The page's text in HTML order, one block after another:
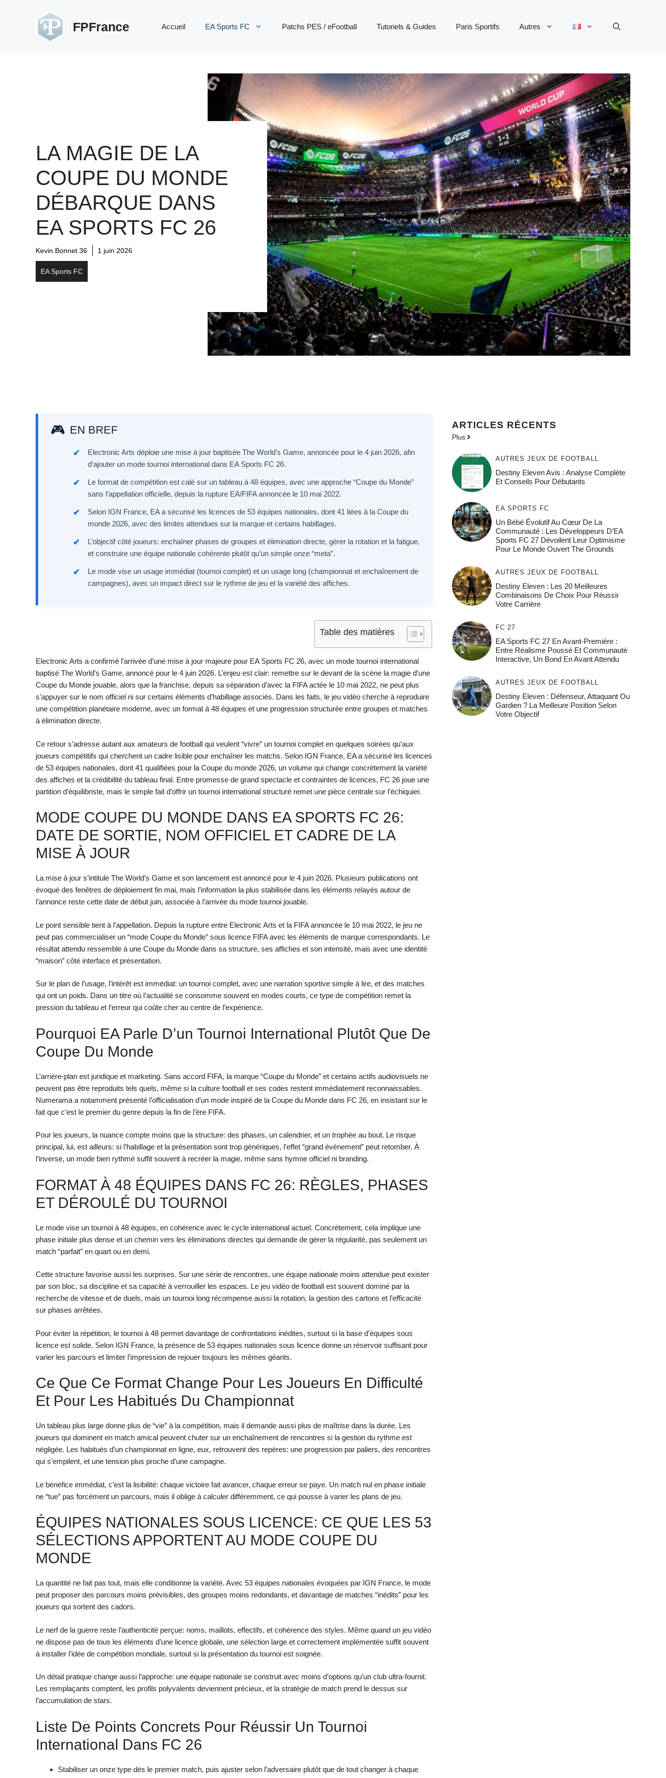
FPFrance Accueil EA Sports FC Patchs PES / eFootball Tutoriels & Guides Paris Sportifs Autres
LA MAGIE DE LA
COUPE DU MONDE
DÉBARQUE DANS
EA SPORTS FC 26
Kevin.Bonnet.36 1 juin 2026
EA Sports FC
EN BREF
Electronic Arts déploie une mise à jour baptisée The World’s Game, annoncée pour le 4 juin 2026, afin
d’ajouter un mode tournoi international dans EA Sports FC 26.
Le format de compétition est calé sur un tableau à 48 équipes, avec une approche “Coupe du Monde”
sans l’appellation officielle, depuis la rupture EA/FIFA annoncée le 10 mai 2022.
Selon IGN France, EA a sécurisé les licences de 53 équipes nationales, dont 41 liées à la Coupe du
monde 2026, avec des limites attendues sur la marque et certains habillages.
L’objectif côté joueurs: enchaîner phases de groupes et élimination directe, gérer la rotation et la fatigue,
et construire une équipe nationale cohérente plutôt qu’un simple onze “meta”.
Le mode vise un usage immédiat (tournoi complet) et un usage long (championnat et enchaînement de
campagnes), avec un impact direct sur le rythme de jeu et la variété des affiches.
Table des matières
Electronic Arts a confirmé l’arrivée d’une mise à jour majeure pour EA Sports FC 26, avec un mode tournoi international
baptisé The World’s Game, annoncé pour le 4 juin 2026. L’enjeu est clair: remettre sur le devant de la scène la magie d’une
Coupe du Monde jouable, alors que la franchise, depuis sa séparation d’avec la FIFA actée le 10 mai 2022, ne peut plus
s’appuyer sur le nom officiel ni sur certains éléments d’habillage associés. Dans les faits, le jeu vidéo cherche à reproduire
une compétition planétaire moderne, avec un format à 48 équipes et une progression structurée entre groupes et matches
à élimination directe.
Ce retour s’adresse autant aux amateurs de football qui veulent “vivre” un tournoi complet en quelques soirées qu’aux
joueurs compétitifs qui cherchent un cadre lisible pour enchaîner les matchs. Selon IGN France, EA a sécurisé les licences
de 53 équipes nationales, dont 41 qualifiées pour la Coupe du monde 2026, un volume qui change concrètement la variété
des affiches et la crédibilité du tableau final. Entre promesse de grand spectacle et contraintes de licences, FC 26 joue une
partition d’équilibriste, mais le simple fait d’offrir un tournoi international structuré remet une pièce centrale sur l’échiquier.
MODE COUPE DU MONDE DANS EA SPORTS FC 26:
DATE DE SORTIE, NOM OFFICIEL ET CADRE DE LA
MISE À JOUR
La mise à jour s’intitule The World’s Game et son lancement est annoncé pour le 4 juin 2026. Plusieurs publications ont
évoqué des fenêtres de déploiement fin mai, mais l’information la plus stabilisée dans les éléments relayés autour de
l’annonce reste cette date de début juin, associée à l’arrivée du mode tournoi jouable.
Le point sensible tient à l’appellation. Depuis la rupture entre Electronic Arts et la FIFA annoncée le 10 mai 2022, le jeu ne
peut pas commercialiser un “mode Coupe du Monde” sous licence FIFA avec les éléments de marque correspondants. Le
résultat attendu ressemble à une Coupe du Monde dans sa structure, ses affiches et son intensité, mais avec une identité
“maison” côté interface et présentation.
Sur le plan de l’usage, l’intérêt est immédiat: un tournoi complet, avec une narration sportive simple à lire, et des matches
qui ont un poids. Dans un titre où l’actualité se consomme souvent en modes courts, ce type de compétition remet la
pression du tableau et l’erreur qui coûte cher au centre de l’expérience.
Pourquoi EA Parle D’un Tournoi International Plutôt Que De
Coupe Du Monde
L’arrière-plan est juridique et marketing. Sans accord FIFA, la marque “Coupe du Monde” et certains actifs audiovisuels ne
peuvent pas être reproduits tels quels, même si la culture football et ses codes restent immédiatement reconnaissables.
Numerama a notamment présenté l’officialisation d’un mode inspiré de la Coupe du Monde dans FC 26, en insistant sur le
fait que c’est le premier du genre depuis la fin de l’ère FIFA.
Pour les joueurs, la nuance compte moins que la structure: des phases, un calendrier, et un trophée au bout. Le risque
principal, lui, est ailleurs: si l’habillage et la présentation sont trop génériques, l’effet “grand événement” peut retomber. À
l’inverse, un mode bien rythmé suffit souvent à recréer la magie, même sans hymne officiel ni branding.
FORMAT À 48 ÉQUIPES DANS FC 26: RÈGLES, PHASES
ET DÉROULÉ DU TOURNOI
Le mode vise un tournoi à 48 équipes, en cohérence avec le cycle international actuel. Concrètement, cela implique une
phase initiale plus dense et un chemin vers les éliminations directes qui demande de gérer la régularité, pas seulement un
match “parfait” en quart ou en demi.
Cette structure favorise aussi les surprises. Sur une série de rencontres, une équipe nationale moins attendue peut exister
par son bloc, sa discipline et sa capacité à verrouiller les espaces. Le jeu vidéo de football est souvent dominé par la
recherche de vitesse et de duels, mais un tournoi long récompense aussi la rotation, la gestion des cartons et l’efficacité
sur phases arrêtées.
Pour éviter la répétition, le tournoi à 48 permet davantage de confrontations inédites, surtout si la base d’équipes sous
licence est solide. Selon IGN France, la présence de 53 équipes nationales sous licence donne un réservoir suffisant pour
varier les parcours et limiter l’impression de rejouer toujours les mêmes géants.
Ce Que Ce Format Change Pour Les Joueurs En Difficulté
Et Pour Les Habitués Du Championnat
Un tableau plus large donne plus de “vie” à la compétition, mais il demande aussi plus de maîtrise dans la durée. Les
joueurs qui dominent en match amical peuvent chuter sur un enchaînement de rencontres si la gestion du rythme est
négligée. Les habitués d’un championnat en ligne, eux, retrouvent des repères: une progression par paliers, des rencontres
qui s’empilent, et une tension plus proche d’une campagne.
Le bénéfice immédiat, c’est la lisibilité: chaque victoire fait avancer, chaque erreur se paye. Un match nul en phase initiale
ne “tue” pas forcément un parcours, mais il oblige à calculer différemment, ce qui pousse à varier les plans de jeu.
ÉQUIPES NATIONALES SOUS LICENCE: CE QUE LES 53
SÉLECTIONS APPORTENT AU MODE COUPE DU
MONDE
La quantité ne fait pas tout, mais elle conditionne la variété. Avec 53 équipes nationales évoquées par IGN France, le mode
peut proposer des parcours moins prévisibles, des groupes moins redondants, et davantage de matches “inédits” pour les
joueurs qui sortent des cadors.
Le nerf de la guerre reste l’authenticité perçue: noms, maillots, effectifs, et cohérence des styles. Même quand un jeu vidéo
ne dispose pas de tous les éléments d’une licence globale, une sélection large et correctement implémentée suffit souvent
à installer l’idée de compétition mondiale, surtout si la présentation du tournoi est soignée.
Un détail pratique change aussi l’approche: une équipe nationale se construit avec moins d’options qu’un club ultra-fournit.
Les remplaçants comptent, les profils polyvalents deviennent précieux, et la stratégie de match prend le dessus sur
l’accumulation de stars.
Liste De Points Concrets Pour Réussir Un Tournoi
International Dans FC 26
Stabiliser un onze type dès le premier match, puis ajuster selon l’adversaire plutôt que de tout changer à chaque
ARTICLES RÉCENTS
Plus
AUTRES JEUX DE FOOTBALL
Destiny Eleven Avis : Analyse Complète
Et Conseils Pour Débutants
EA SPORTS FC
Un Bébé Évolutif Au Cœur De La
Communauté : Les Développeurs D’EA
Sports FC 27 Dévoilent Leur Optimisme
Pour Le Monde Ouvert The Grounds
AUTRES JEUX DE FOOTBALL
Destiny Eleven : Les 20 Meilleures
Combinaisons De Choix Pour Réussir
Votre Carrière
FC 27
EA Sports FC 27 En Avant-Première :
Entre Réalisme Poussé Et Communauté
Interactive, Un Bond En Avant Attendu
AUTRES JEUX DE FOOTBALL
Destiny Eleven : Défenseur, Attaquant Ou
Gardien ? La Meilleure Position Selon
Votre Objectif